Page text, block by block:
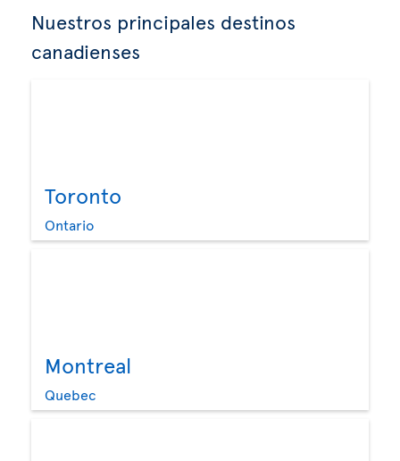
Nuestros principales destinos
canadienses
Toronto
Ontario
Montreal
Quebec